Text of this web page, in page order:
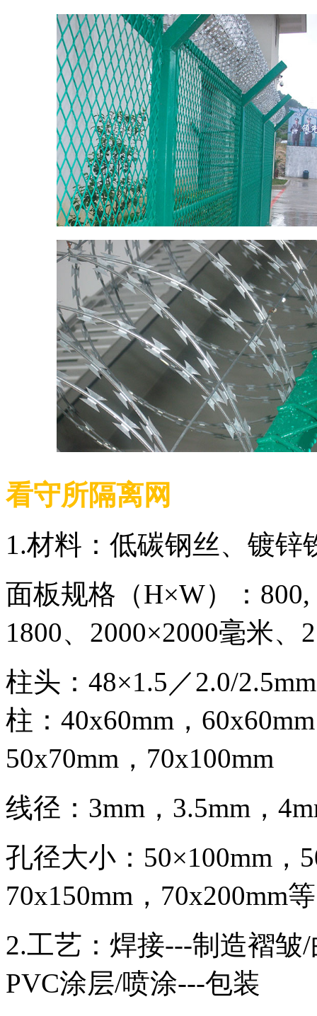
看守所隔离网
1.材料：低碳钢丝、镀锌
面板规格（H×W）：800,
1800、2000×2000毫米、
柱头：48×1.5／2.0/
柱：40x60mm，
50x70mm，70x100mm
线径：3mm，3.5mm，
孔径大小：50×100mm，
70x150mm，70x200mm等
2.工艺：焊接---制造褶
PVC涂层/喷涂---包装